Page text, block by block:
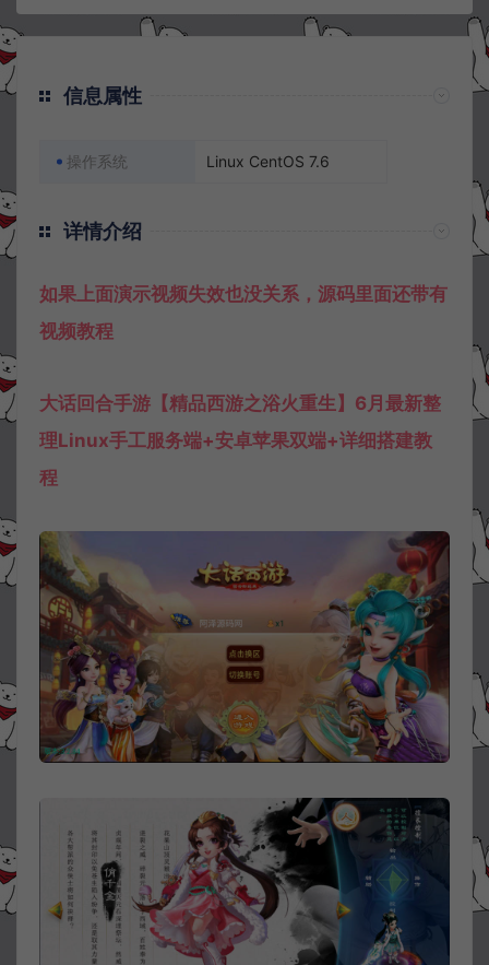
信息属性
操作系统 Linux CentOS 7.6
详情介绍
如果上面演示视频失效也没关系，源码里面还带有
视频教程
大话回合手游【精品西游之浴火重生】6月最新整
理Linux手工服务端+安卓苹果双端+详细搭建教
程